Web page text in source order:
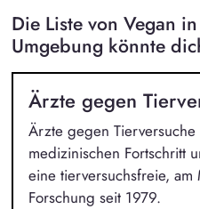
Die Liste von Vegan
Umgebung könnte
Ärzte gegen
Ärzte gegen
medizinischen Fortschritt
eine tierversuchsfreie,
Forschung seit 1979.